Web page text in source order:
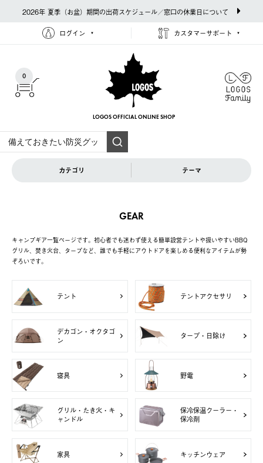
2026年 夏季（お盆）期間の出荷スケジュール／窓口の休業日について
ログイン カスタマーサポート
0
LOGOS OFFICIAL ONLINE SHOP
カテゴリ テーマ
GEAR
キャンプギア一覧ページです。初心者でも迷わず使える簡単設営テントや扱いやすいBBQ
グリル、焚き火台、タープなど、誰でも手軽にアウトドアを楽しめる便利なアイテムが勢
ぞろいです。
テント テントアクセサリ
デカゴン・オクタゴ
ン
タープ・日除け
寝具 野電
グリル・たき火・キ
ャンドル
保冷保温クーラー・
保冷剤
家具 キッチンウェア